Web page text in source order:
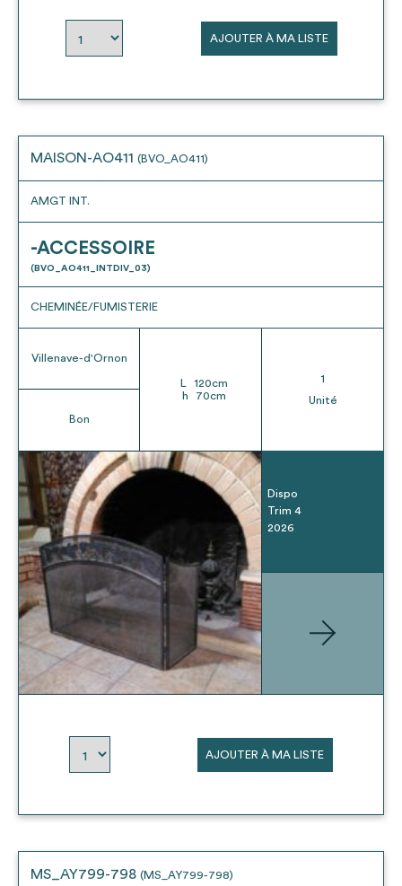
AJOUTER À MA LISTE
MAISON-AO411 (BVO_AO411)
AMGT INT.
-ACCESSOIRE
(BVO_AO411_INTDIV_03)
CHEMINÉE/FUMISTERIE
Villenave-d'Ornon
Bon
L 120cm
h
70cm
1
Unité
Dispo
Trim 4
2026
AJOUTER À MA LISTE
MS_AY799-798 (MS_AY799-798)